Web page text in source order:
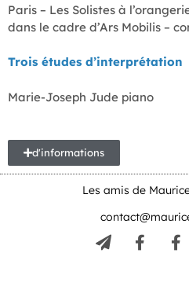
Paris – Les Solistes à
dans le cadre d’Ars Mobilis –
Trois études d’interprétation
Marie-Joseph Jude piano
d'informations
Les amis de